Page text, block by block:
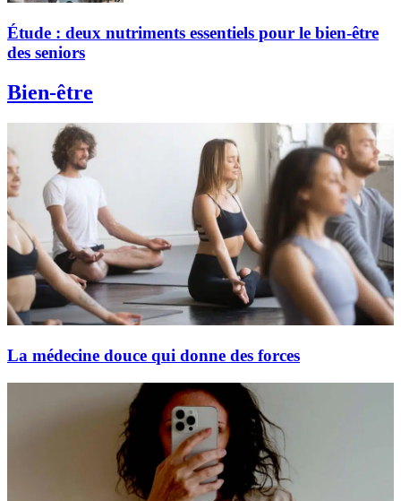
Étude : deux nutriments essentiels pour le bien-être
des seniors
Bien-être
La médecine douce qui donne des forces